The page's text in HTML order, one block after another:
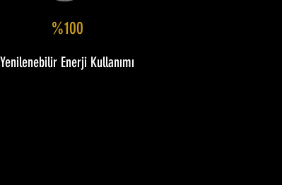
%100
Yenilenebilir Enerji Kullanımı